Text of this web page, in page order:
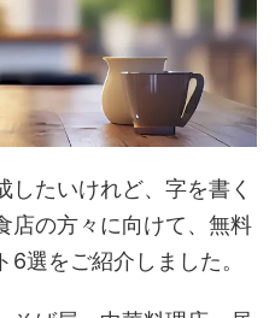
たいけれど、字を書く
店の方々に向けて、無料
選をご紹介しました。